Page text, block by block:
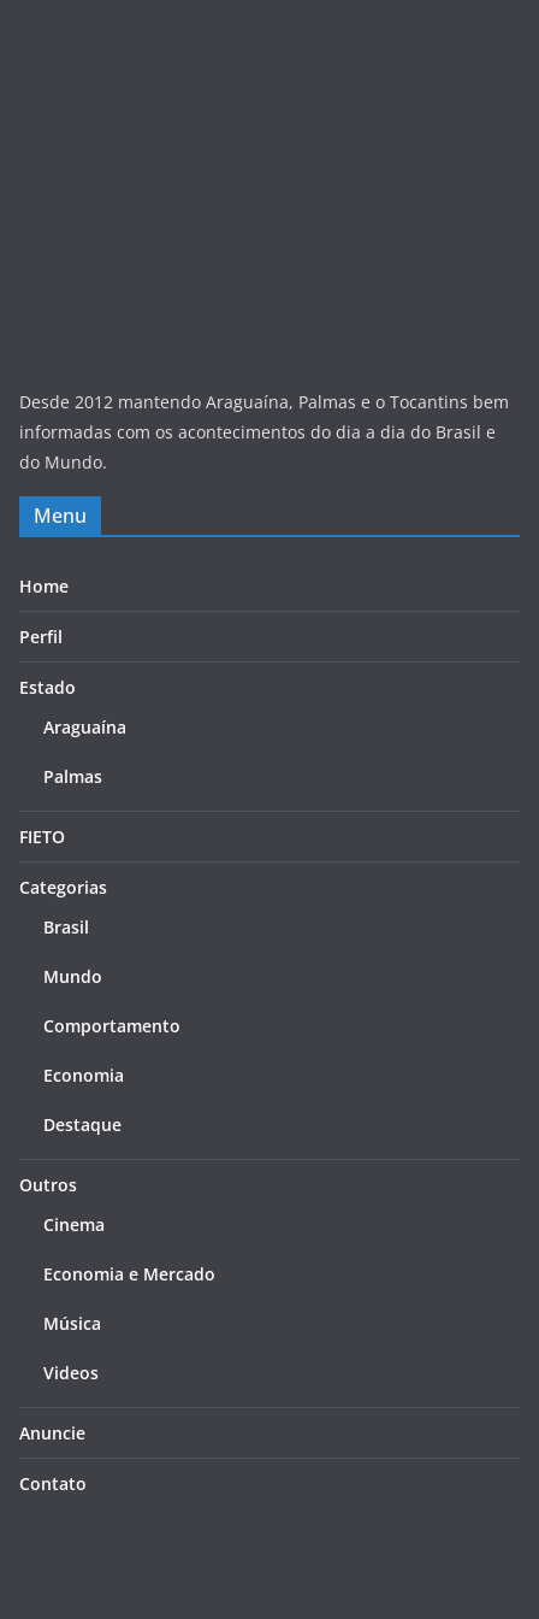
Desde 2012 mantendo Araguaína, Palmas e o Tocantins bem
informadas com os acontecimentos do dia a dia do Brasil e
do Mundo.
Menu
Home
Perfil
Estado
Araguaína
Palmas
FIETO
Categorias
Brasil
Mundo
Comportamento
Economia
Destaque
Outros
Cinema
Economia e Mercado
Música
Videos
Anuncie
Contato